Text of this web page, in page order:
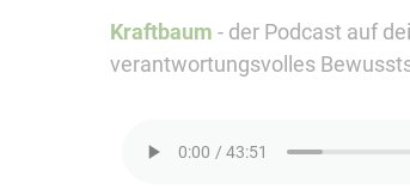
Kraftbaum - der Podcast auf
verantwortungsvolles